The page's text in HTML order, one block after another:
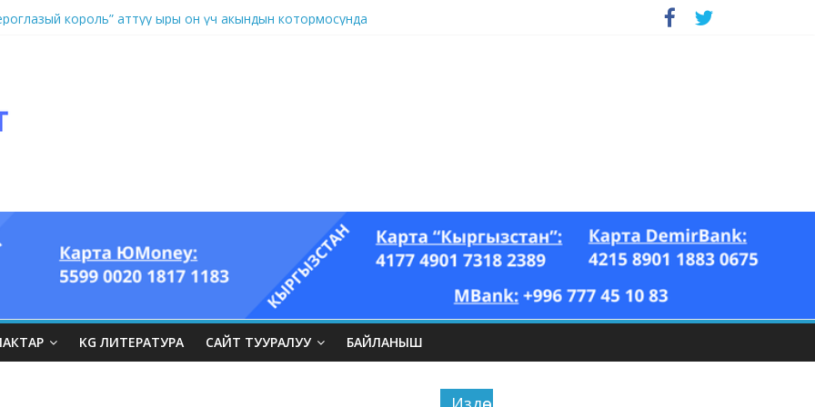
KG ЛИТЕРАТУРА САЙТ ТУУРАЛУУ БАЙЛАНЫШ